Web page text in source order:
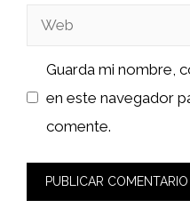
Web
Guarda mi nombre,
en este navegador
comente.